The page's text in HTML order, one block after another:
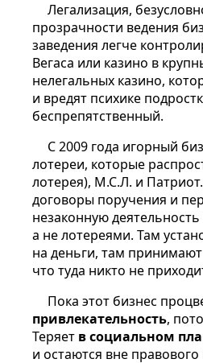
Легализация,
прозрачности ведения
заведения легче
Вегаса или казино в
нелегальных казино,
и вредят психике
беспрепятственный.
С 2009 года игорный
лотереи, которые
лотерея), М.С.Л. и
договоры поручения и
незаконную
а не лотереями. Там
на деньги, там
что туда никто не
Пока этот бизнес
привлекательность,
Теряет в социальном
и остаются вне правового